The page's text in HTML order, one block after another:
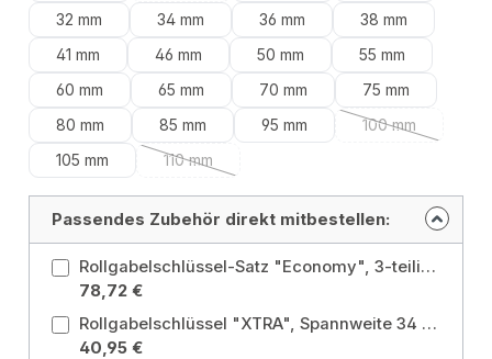
32 mm
34 mm 36 mm
38 mm
41 mm
46 mm 50 mm
55 mm
60 mm
65 mm 70 mm
75 mm
80 mm
85 mm 95 mm 100 mm
(Diese Option
105 mm 110 mm
(Diese Option ist zurzeit nicht verfügbar.)
Passendes Zubehör direkt mitbestellen:
Rollgabelschlüssel-Satz "Economy", 3-teilig, ELORA-61MB S3
78,72 €
Rollgabelschlüssel "XTRA", Spannweite 34 mm, ELORA-62-BI 10 Spannweite: 34 mm
40,95 €